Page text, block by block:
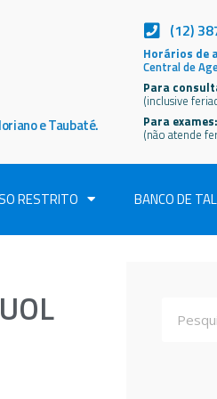
e Taubaté.
(12)
Horários de
Central de
Para
(inclusive
Para exames:
(não atende
RESTRITO BANCO DE